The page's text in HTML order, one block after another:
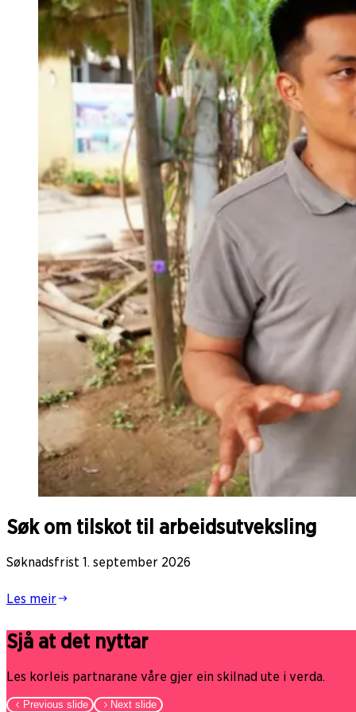
Søk om tilskot til arbeidsutveksling
Søknadsfrist 1. september 2026
Les meir
Sjå at det nyttar
Les korleis partnarane våre gjer ein skilnad ute i verda.
Previous slide Next slide